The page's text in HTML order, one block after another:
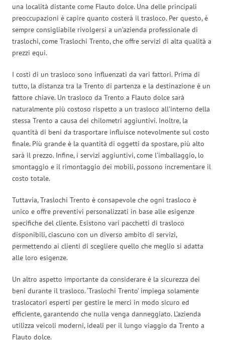
una località distante come Flauto dolce. Una delle principali
preoccupazioni è capire quanto costerà il trasloco. Per questo, è
sempre consigliabile rivolgersi a un’azienda professionale di
traslochi, come Traslochi Trento, che offre servizi di alta qualità a
prezzi equi.
I costi di un trasloco sono influenzati da vari fattori. Prima di
tutto, la distanza tra la Trento di partenza e la destinazione è un
fattore chiave. Un trasloco da Trento a Flauto dolce sarà
naturalmente più costoso rispetto a un trasloco all’interno della
stessa Trento a causa dei chilometri aggiuntivi. Inoltre, la
quantità di beni da trasportare influisce notevolmente sul costo
finale. Più grande è la quantità di oggetti da spostare, più alto
sarà il prezzo. Infine, i servizi aggiuntivi, come l’imballaggio, lo
smontaggio e il rimontaggio dei mobili, possono incrementare il
costo totale.
Tuttavia, Traslochi Trento è consapevole che ogni trasloco è
unico e offre preventivi personalizzati in base alle esigenze
specifiche del cliente. Esistono vari pacchetti di trasloco
disponibili, ciascuno con un diverso ambito di servizi,
permettendo ai clienti di scegliere quello che meglio si adatta
alle loro esigenze.
Un altro aspetto importante da considerare è la sicurezza dei
beni durante il trasloco. ‘Traslochi Trento’ impiega solamente
traslocatori esperti per gestire le merci in modo sicuro ed
efficiente, garantendo che nulla venga danneggiato. L’azienda
utilizza veicoli moderni, ideali per il lungo viaggio da Trento a
Flauto dolce.